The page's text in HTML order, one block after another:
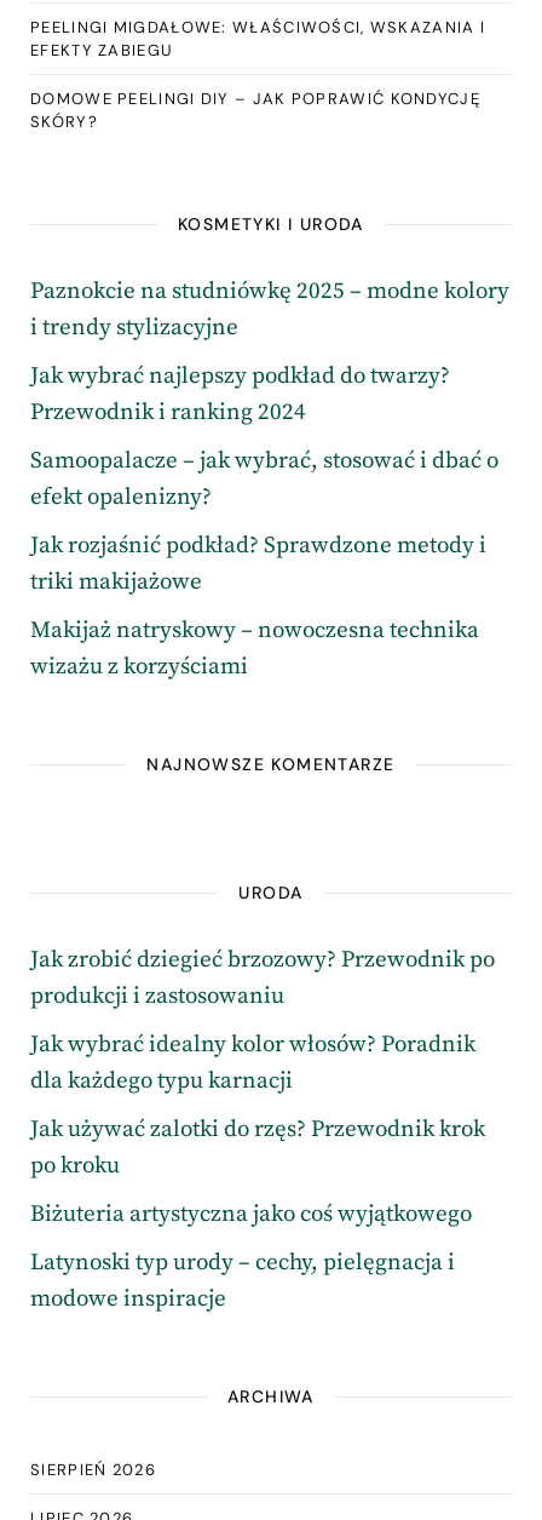
PEELINGI MIGDAŁOWE: WŁAŚCIWOŚCI, WSKAZANIA I
EFEKTY ZABIEGU
DOMOWE PEELINGI DIY – JAK POPRAWIĆ KONDYCJĘ
SKÓRY?
KOSMETYKI I URODA
Paznokcie na studniówkę 2025 – modne kolory
i trendy stylizacyjne
Jak wybrać najlepszy podkład do twarzy?
Przewodnik i ranking 2024
Samoopalacze – jak wybrać, stosować i dbać o
efekt opalenizny?
Jak rozjaśnić podkład? Sprawdzone metody i
triki makijażowe
Makijaż natryskowy – nowoczesna technika
wizażu z korzyściami
NAJNOWSZE KOMENTARZE
URODA
Jak zrobić dziegieć brzozowy? Przewodnik po
produkcji i zastosowaniu
Jak wybrać idealny kolor włosów? Poradnik
dla każdego typu karnacji
Jak używać zalotki do rzęs? Przewodnik krok
po kroku
Biżuteria artystyczna jako coś wyjątkowego
Latynoski typ urody – cechy, pielęgnacja i
modowe inspiracje
ARCHIWA
SIERPIEŃ 2026